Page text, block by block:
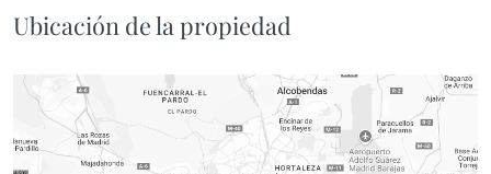
Ubicación de la propiedad